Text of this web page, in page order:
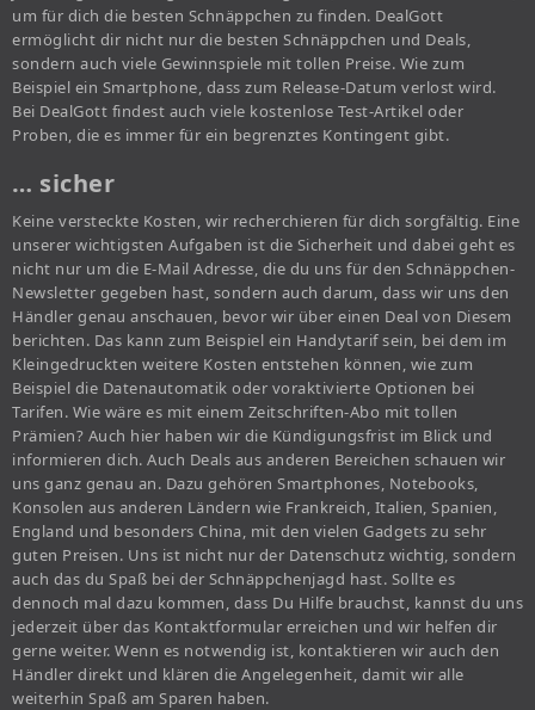
um für dich die besten Schnäppchen zu finden. DealGott
ermöglicht dir nicht nur die besten Schnäppchen und Deals,
sondern auch viele Gewinnspiele mit tollen Preise. Wie zum
Beispiel ein Smartphone, dass zum Release-Datum verlost wird.
Bei DealGott findest auch viele kostenlose Test-Artikel oder
Proben, die es immer für ein begrenztes Kontingent gibt.
… sicher
Keine versteckte Kosten, wir recherchieren für dich sorgfältig. Eine
unserer wichtigsten Aufgaben ist die Sicherheit und dabei geht es
nicht nur um die E-Mail Adresse, die du uns für den Schnäppchen-
Newsletter gegeben hast, sondern auch darum, dass wir uns den
Händler genau anschauen, bevor wir über einen Deal von Diesem
berichten. Das kann zum Beispiel ein Handytarif sein, bei dem im
Kleingedruckten weitere Kosten entstehen können, wie zum
Beispiel die Datenautomatik oder voraktivierte Optionen bei
Tarifen. Wie wäre es mit einem Zeitschriften-Abo mit tollen
Prämien? Auch hier haben wir die Kündigungsfrist im Blick und
informieren dich. Auch Deals aus anderen Bereichen schauen wir
uns ganz genau an. Dazu gehören Smartphones, Notebooks,
Konsolen aus anderen Ländern wie Frankreich, Italien, Spanien,
England und besonders China, mit den vielen Gadgets zu sehr
guten Preisen. Uns ist nicht nur der Datenschutz wichtig, sondern
auch das du Spaß bei der Schnäppchenjagd hast. Sollte es
dennoch mal dazu kommen, dass Du Hilfe brauchst, kannst du uns
jederzeit über das Kontaktformular erreichen und wir helfen dir
gerne weiter. Wenn es notwendig ist, kontaktieren wir auch den
Händler direkt und klären die Angelegenheit, damit wir alle
weiterhin Spaß am Sparen haben.